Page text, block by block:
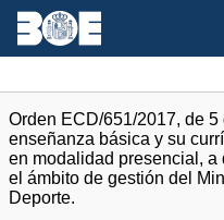
Orden ECD/651/2017, de
enseñanza básica y su
en modalidad presencial, a
el ámbito de gestión del
Deporte.